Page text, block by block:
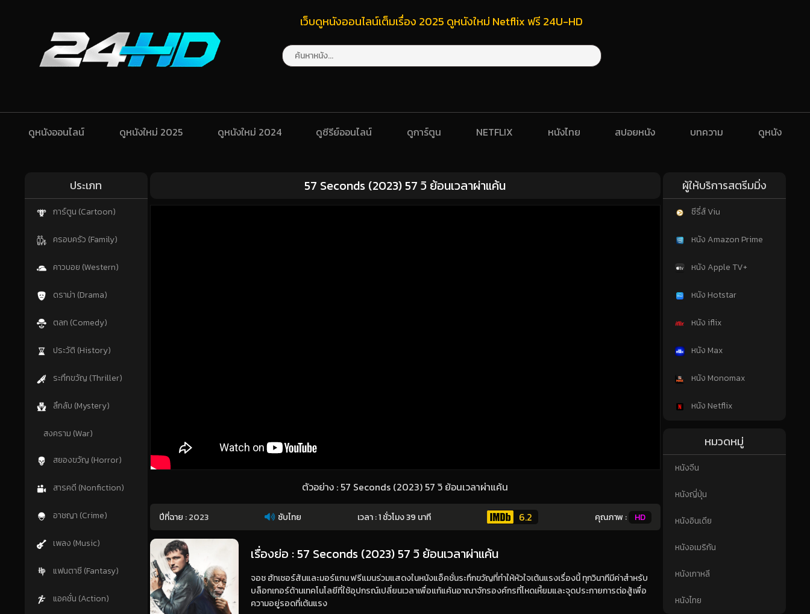
เว็บดูหนังออนไลน์เต็มเรื่อง 2025 ดูหนังใหม่ Netflix ฟรี 24U-HD
ดูหนังออนไลน์ ดูหนังใหม่ 2025 ดูหนังใหม่ 2024 ดูซีรีย์ออนไลน์ ดูการ์ตูน NETFLIX หนังไทย สปอยหนัง บทความ ดูหนัง
ประเภท
การ์ตูน (Cartoon)
ครอบครัว (Family)
คาวบอย (Western)
ดราม่า (Drama)
ตลก (Comedy)
ประวัติ (History)
ระทึกขวัญ (Thriller)
ลึกลับ (Mystery)
สงคราม (War)
สยองขวัญ (Horror)
สารคดี (Nonfiction)
อาชญา (Crime)
เพลง (Music)
แฟนตาซี (Fantasy)
แอคชั่น (Action)
57 Seconds (2023) 57 วิ ย้อนเวลาผ่าแค้น
ตัวอย่าง : 57 Seconds (2023) 57 วิ ย้อนเวลาผ่าแค้น
ปีที่ฉาย :2023 ซับไทย เวลา : 1 ชั่วโมง 39 นาที 6.2 คุณภาพ : HD
เรื่องย่อ : 57 Seconds (2023) 57 วิ ย้อนเวลาผ่าแค้น
จอช ฮัทเชอร์สันและมอร์แกน ฟรีแมนร่วมแสดงในหนังแอ็คชั่นระทึกขวัญที่ทำให้หัวใจเต้นแรงเรื่องนี้ ทุกวินาทีมีค่าสำหรับ
บล็อกเกอร์ด้านเทคโนโลยีที่ใช้อุปกรณ์เปลี่ยนเวลาเพื่อแก้แค้นอาณาจักรองค์กรที่โหดเหี้ยมและจุดประกายการต่อสู้เพื่อ
ความอยู่รอดที่เต้นแรง
ผู้ให้บริการสตรีมมิ่ง
ซีรี่ส์ Viu
หนัง Amazon Prime
หนัง Apple TV+
หนัง Hotstar
หนัง iflix
หนัง Max
หนัง Monomax
หนัง Netflix
หมวดหมู่
หนังจีน
หนังญี่ปุ่น
หนังอินเดีย
หนังอเมริกัน
หนังเกาหลี
หนังไทย